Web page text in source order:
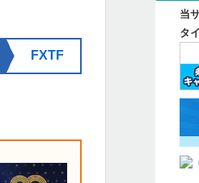
FXTF
当
タ